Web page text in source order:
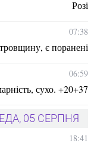
Розі
07:38
є поранені
06:59
сухо. +20+37
05 СЕРПНЯ
18:41